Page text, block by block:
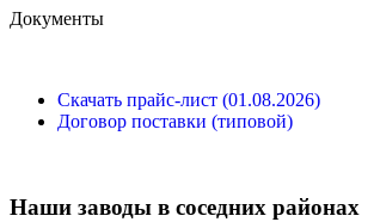
Документы
Скачать прайс-лист (01.08.2026)
Договор поставки (типовой)
Наши заводы в соседних районах